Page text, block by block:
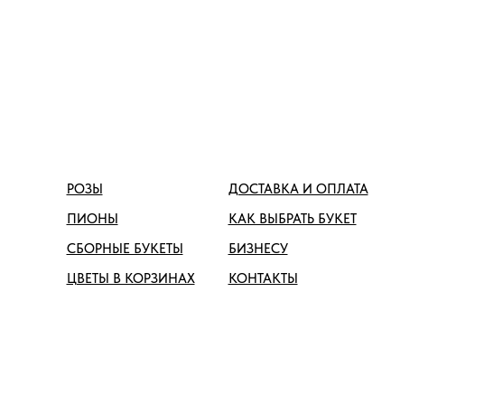
РОЗЫ
ПИОНЫ
СБОРНЫЕ БУКЕТЫ
ЦВЕТЫ В КОРЗИНАХ
ДОСТАВКА И ОПЛАТА
КАК ВЫБРАТЬ БУКЕТ
БИЗНЕСУ
КОНТАКТЫ